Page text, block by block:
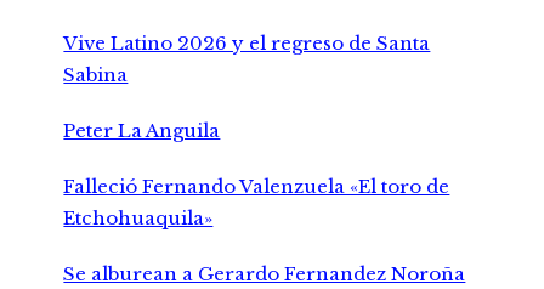
Vive Latino 2026 y el regreso de Santa
Sabina
Peter La Anguila
Falleció Fernando Valenzuela «El toro de
Etchohuaquila»
Se alburean a Gerardo Fernandez Noroña